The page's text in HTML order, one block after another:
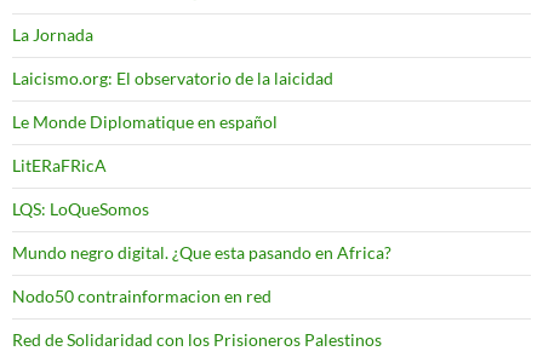
La Jornada
Laicismo.org: El observatorio de la laicidad
Le Monde Diplomatique en español
LitERaFRicA
LQS: LoQueSomos
Mundo negro digital. ¿Que esta pasando en Africa?
Nodo50 contrainformacion en red
Red de Solidaridad con los Prisioneros Palestinos